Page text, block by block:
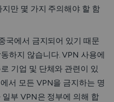
만 몇 가지 주의해야 할 함
국에서 금지되어 있기 때문
하지 않습니다. VPN 사용에
기업 및 단체와 관련이 있
서 모든 VPN을 금지하는 명
부 VPN은 정부에 의해 합